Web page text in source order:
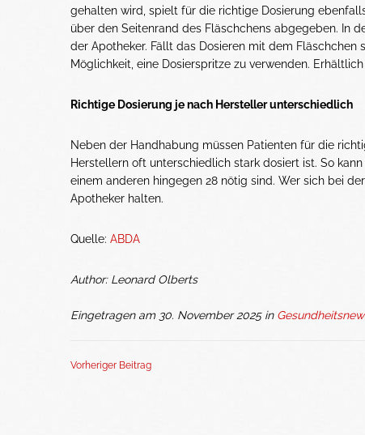
gehalten wird, spielt für die richtige Dosierung
über den Seitenrand des Fläschchens abgegeben. In
der Apotheker. Fällt das Dosieren mit dem
Möglichkeit, eine Dosierspritze zu verwenden.
Richtige Dosierung je nach Hersteller unterschiedlich
Neben der Handhabung müssen Patienten für die
Herstellern oft unterschiedlich stark dosiert ist. So
einem anderen hingegen 28 nötig sind. Wer sich bei
Apotheker halten.
Quelle: ABDA
Author: Leonard Olberts
Eingetragen am 30. November 2025 in
Vorheriger Beitrag